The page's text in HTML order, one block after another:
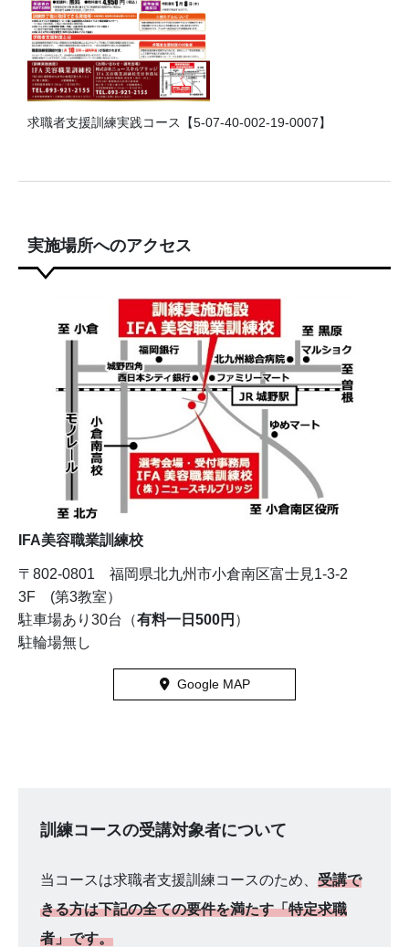
求職者支援訓練実践コース【5-07-40-002-19-0007】
実施場所へのアクセス
IFA美容職業訓練校
〒802-0801 福岡県北九州市小倉南区富士見1-3-2
3F (第3教室）
駐車場あり30台（有料一日500円 ）
駐輪場無し
Google MAP
訓練コースの受講対象者について
当コースは求職者支援訓練コースのため、 受講で
きる方は下記の全ての要件を満たす「特定求職
者」です。